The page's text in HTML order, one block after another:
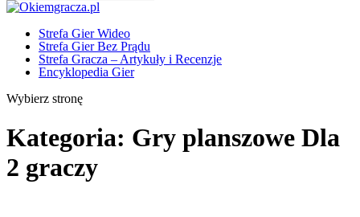
Strefa Gier Wideo
Strefa Gier Bez Prądu
Strefa Gracza – Artykuły i Recenzje
Encyklopedia Gier
Wybierz stronę
Kategoria: Gry planszowe Dla
2 graczy